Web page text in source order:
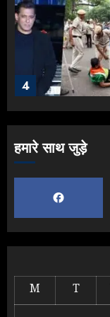
4
1
हमारे साथ जुड़े
M T